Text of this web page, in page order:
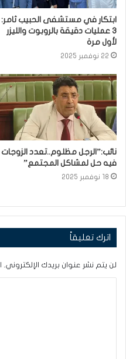
ابتكار في مستشفى الحبيب ثامر:
3 عمليات دقيقة بالروبوت والليزر
لأول مرة
22 نوفمبر 2025
نائب:”الرجل مظلوم..تعدد الزوجات
فيه حل لمشاكل المجتمع”
18 نوفمبر 2025
اترك تعليقاً
لن يتم نشر عنوان بريدك الإلكتروني.